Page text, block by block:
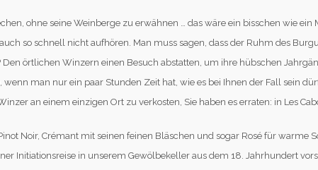
ohne seine Weinberge zu erwähnen … das wäre ein bisschen wie ein
so schnell nicht aufhören. Man muss sagen, dass der Ruhm des
örtlichen Winzern einen Besuch abstatten, um ihre hübschen
man nur ein paar Stunden Zeit hat, wie es bei Ihnen der Fall sein
an einem einzigen Ort zu verkosten, Sie haben es erraten: in Les
Noir, Crémant mit seinen feinen Bläschen und sogar Rosé für warme
Initiationsreise in unserem Gewölbekeller aus dem 18. Jahrhundert